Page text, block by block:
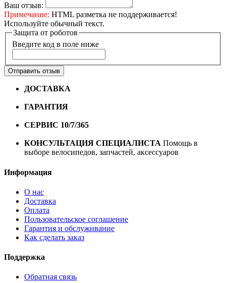
Ваш отзыв:
Примечание: HTML разметка не поддерживается!
Используйте обычный текст.
Защита от роботов
Введите код в поле ниже
Отправить отзыв
ДОСТАВКА
ГАРАНТИЯ
СЕРВИС 10/7/365
КОНСУЛЬТАЦИЯ СПЕЦИАЛИСТА Помощь в
выборе велосипедов, запчастей, аксессуаров
Информация
О нас
Доставка
Оплата
Пользовательское соглашение
Гарантия и обслуживание
Как сделать заказ
Поддержка
Обратная связь